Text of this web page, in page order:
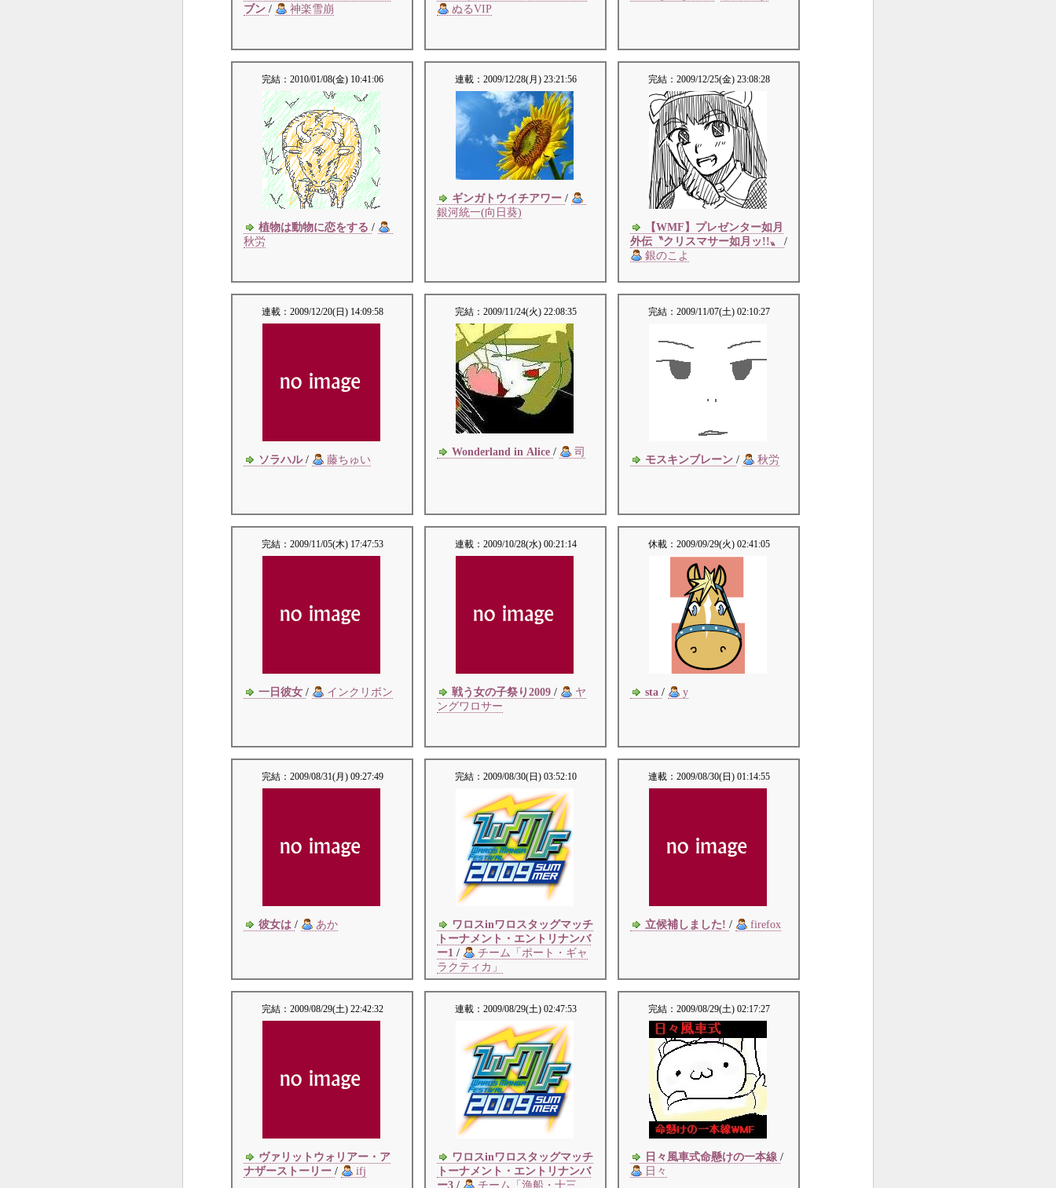
ブン / 神楽雪崩
ぬるVIP
完結： 2010/01/08(金) 10:41:06
植物は動物に恋をする /
秋労
連載： 2009/12/28(月) 23:21:56
ギンガトウイチアワー /
銀河統一(向日葵)
完結： 2009/12/25(金) 23:08:28
【WMF】プレゼンター如月
外伝〝クリスマサー如月ッ!!〟 /
銀のこよ
連載： 2009/12/20(日) 14:09:58
ソラハル / 藤ちゅい
完結： 2009/11/24(火) 22:08:35
Wonderland in Alice / 司
完結： 2009/11/07(土) 02:10:27
モスキンブレーン / 秋労
完結： 2009/11/05(木) 17:47:53
一日彼女 / インクリボン
連載： 2009/10/28(水) 00:21:14
戦う女の子祭り2009 /
ヤ
ングワロサー
休載： 2009/09/29(火) 02:41:05
sta / y
完結： 2009/08/31(月) 09:27:49
彼女は / あか
完結： 2009/08/30(日) 03:52:10
ワロスinワロスタッグマッチ
トーナメント・エントリナンバ
ー1 /
チーム「ポート・ギャ
ラクティカ」
連載： 2009/08/30(日) 01:14:55
立候補しました! / firefox
完結： 2009/08/29(土) 22:42:32
ヴァリットウォリアー・ア
ナザーストーリー / ifj
連載： 2009/08/29(土) 02:47:53
ワロスinワロスタッグマッチ
トーナメント・エントリナンバ
ー3 / チーム「漁船・十三
完結： 2009/08/29(土) 02:17:27
日々風車式命懸けの一本線 /
日々